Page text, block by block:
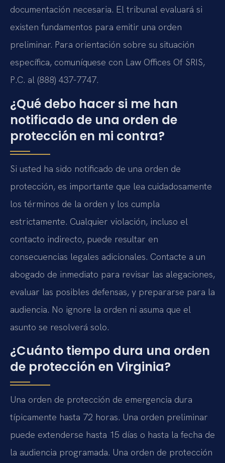
documentación necesaria. El tribunal evaluará si
existen fundamentos para emitir una orden
preliminar. Para orientación sobre su situación
específica, comuníquese con Law Offices Of SRIS,
P.C. al (888) 437-7747.
¿Qué debo hacer si me han
notificado de una orden de
protección en mi contra?
Si usted ha sido notificado de una orden de
protección, es importante que lea cuidadosamente
los términos de la orden y los cumpla
estrictamente. Cualquier violación, incluso el
contacto indirecto, puede resultar en
consecuencias legales adicionales. Contacte a un
abogado de inmediato para revisar las alegaciones,
evaluar las posibles defensas, y prepararse para la
audiencia. No ignore la orden ni asuma que el
asunto se resolverá solo.
¿Cuánto tiempo dura una orden
de protección en Virginia?
Una orden de protección de emergencia dura
típicamente hasta 72 horas. Una orden preliminar
puede extenderse hasta 15 días o hasta la fecha de
la audiencia programada. Una orden de protección